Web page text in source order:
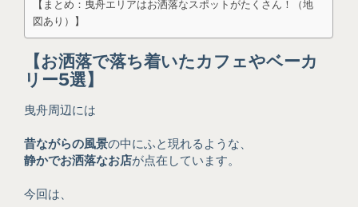
【まとめ：曳舟エリアはお洒落なスポットがたくさん！（地
図あり）】
【お洒落で落ち着いたカフェやベーカ
リー5選】
曳舟周辺には
昔ながらの風景の中にふと現れるような、
静かでお洒落なお店が点在しています。
今回は、